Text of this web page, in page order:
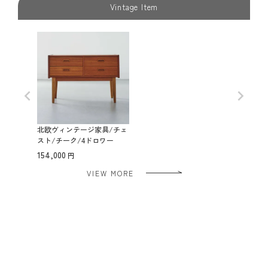
Vintage Item
北欧ヴィンテージ家具/チェ
スト/チーク/4ドロワー
154,000
VIEW MORE